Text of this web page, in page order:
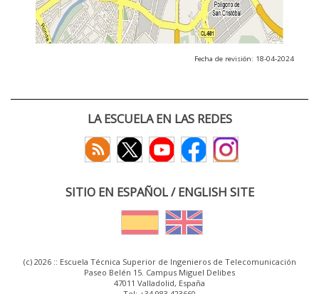
Fecha de revisión: 18-04-2024
LA ESCUELA EN LAS REDES
SITIO EN ESPAÑOL / ENGLISH SITE
(c) 2026 :: Escuela Técnica Superior de Ingenieros de Telecomunicación
Paseo Belén 15. Campus Miguel Delibes
47011 Valladolid, España